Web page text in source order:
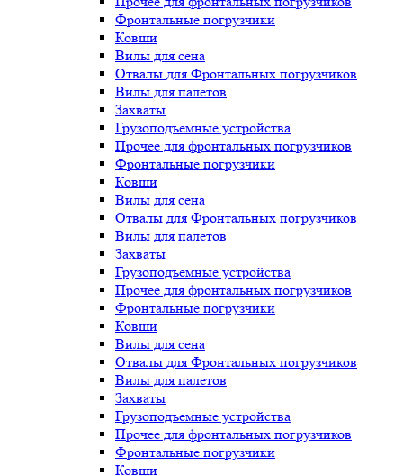
Фронтальные погрузчики
Ковши
Вилы для сена
Отвалы для Фронтальных погрузчиков
Вилы для палетов
Захваты
Грузоподъемные устройства
Прочее для фронтальных погрузчиков
Фронтальные погрузчики
Ковши
Вилы для сена
Отвалы для Фронтальных погрузчиков
Вилы для палетов
Захваты
Грузоподъемные устройства
Прочее для фронтальных погрузчиков
Фронтальные погрузчики
Ковши
Вилы для сена
Отвалы для Фронтальных погрузчиков
Вилы для палетов
Захваты
Грузоподъемные устройства
Прочее для фронтальных погрузчиков
Фронтальные погрузчики
Ковши